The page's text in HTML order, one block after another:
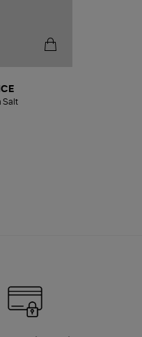
Salt